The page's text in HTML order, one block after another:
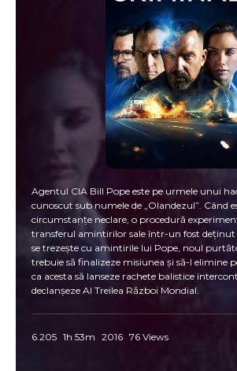
Agentul CIA Bill Pope este pe urmele unui
cunoscut sub numele de „Olandezul”. Când
circumstanțe neclare, o procedură
transferul amintirilor sale într-un fost deținut
se trezește cu amintirile lui Pope, noul
trebuie să finalizeze misiunea și să-l elimine
ca acesta să lanseze rachete balistice
declanșeze Al Treilea Război Mondial.
6.205 1h 53m 2016 76 Views